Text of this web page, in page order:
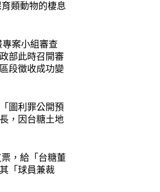
類動物的棲息
案小組審查
部此時召開審
段徵收成功變
圖利罪公開預
，因台糖土地
，給「台糖董
「球員兼裁